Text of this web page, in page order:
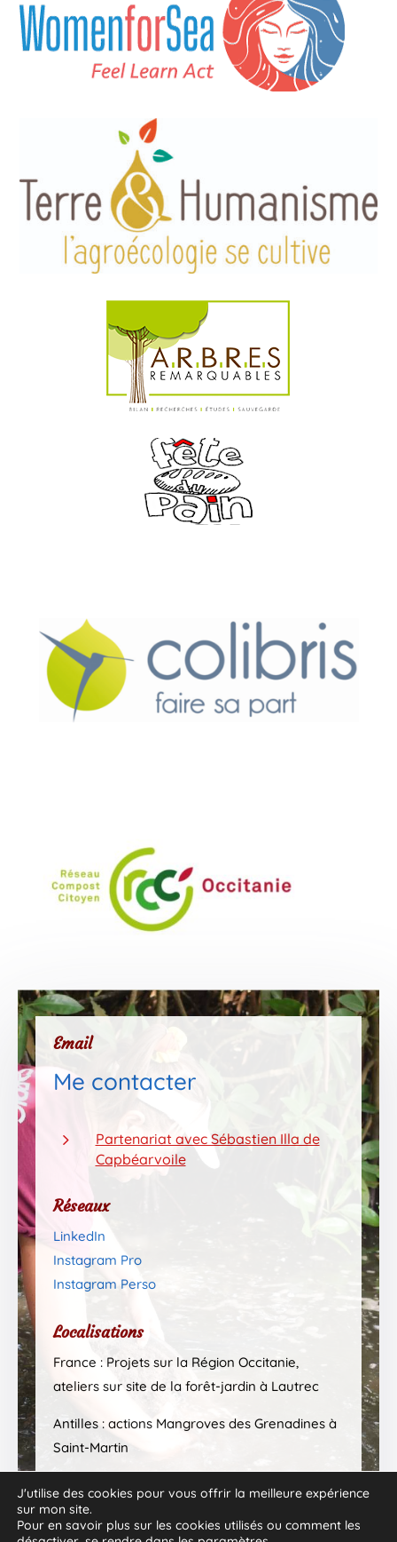
Email
Me contacter
5
Partenariat avec Sébastien Illa de
Capbéarvoile
Réseaux
LinkedIn
Instagram Pro
Instagram Perso
Localisations
France : Projets sur la Région Occitanie,
ateliers sur site de la forêt-jardin à Lautrec
Antilles : actions Mangroves des Grenadines à
Saint-Martin
J'utilise des cookies pour vous offrir la meilleure expérience
sur mon site.
Pour en savoir plus sur les cookies utilisés ou comment les